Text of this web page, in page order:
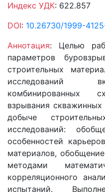
Индекс УДК: 622.857
DOI: 10.26730/1999-
Аннотация: Целью
параметров
строительных
исследований
комбинированных
взрывания
добыче
исследований:
особенностей
материалов,
методами
корреляционного
испытаний.